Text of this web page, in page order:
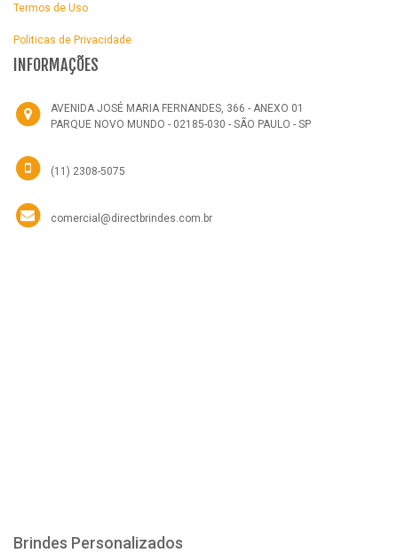
Termos de Uso
Politicas de Privacidade
INFORMAÇÕES
AVENIDA JOSÉ MARIA FERNANDES, 366 - ANEXO 01
PARQUE NOVO MUNDO - 02185-030 - SÃO PAULO - SP
(11) 2308-5075
comercial@directbrindes.com.br
Brindes Personalizados